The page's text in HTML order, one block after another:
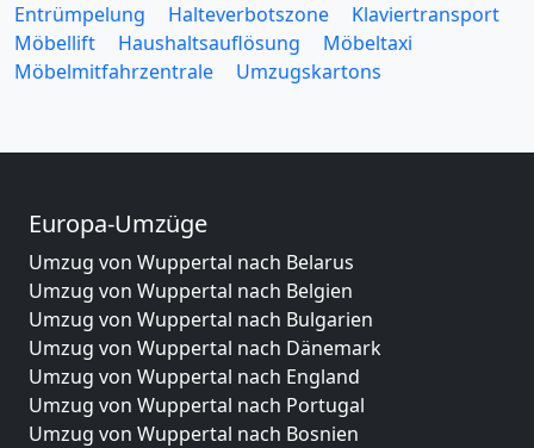
Entrümpelung
Halteverbotszone
Klaviertransport
Möbellift
Haushaltsauflösung
Möbeltaxi
Möbelmitfahrzentrale
Umzugskartons
Europa-Umzüge
Umzug von Wuppertal nach Belarus
Umzug von Wuppertal nach Belgien
Umzug von Wuppertal nach Bulgarien
Umzug von Wuppertal nach Dänemark
Umzug von Wuppertal nach England
Umzug von Wuppertal nach Portugal
Umzug von Wuppertal nach Bosnien